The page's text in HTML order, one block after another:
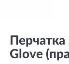
Glove